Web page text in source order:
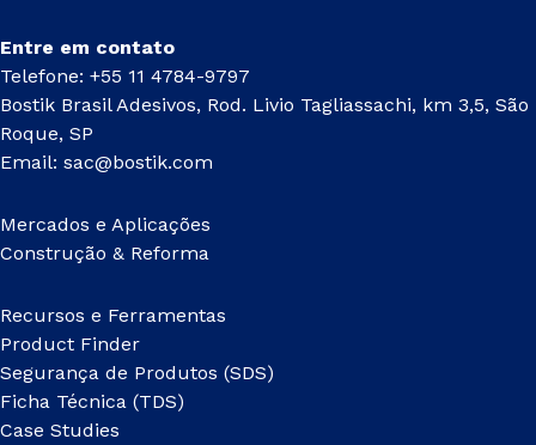
Entre em contato
Telefone: +55 11 4784-9797
Bostik Brasil Adesivos, Rod. Livio Tagliassachi, km 3,5, São
Roque, SP
Email: sac@bostik.com
Mercados e Aplicações
Construção & Reforma
Recursos e Ferramentas
Product Finder
Segurança de Produtos (SDS)
Ficha Técnica (TDS)
Case Studies